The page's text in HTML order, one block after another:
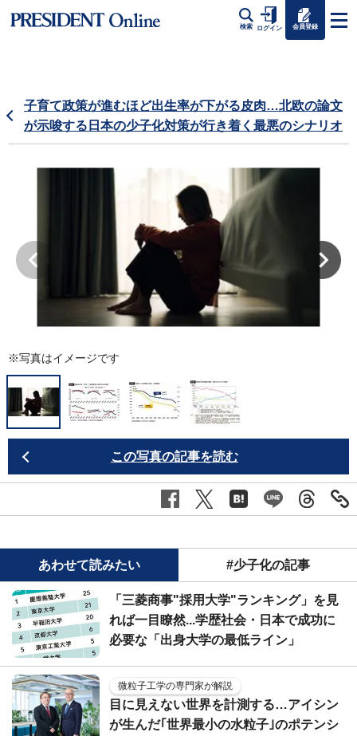
検索 ログイン 会員登録
子育て政策が進むほど出生率が下がる皮肉…北欧の論文
が示唆する日本の少子化対策が行き着く最悪のシナリオ
※写真はイメージです
この写真の記事を読む
あわせて読みたい #少子化の記事
「三菱商事"採用大学"ランキング」を見
れば一目瞭然...学歴社会・日本で成功に
必要な「出身大学の最低ライン」
微粒子工学の専門家が解説
目に見えない世界を計測する…アイシン
が生んだ｢世界最小の水粒子｣のポテンシ